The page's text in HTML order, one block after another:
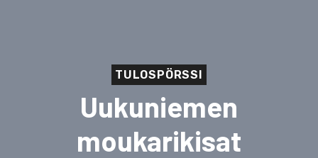
TULOSPÖRSSI
Uukuniemen
moukarikisat